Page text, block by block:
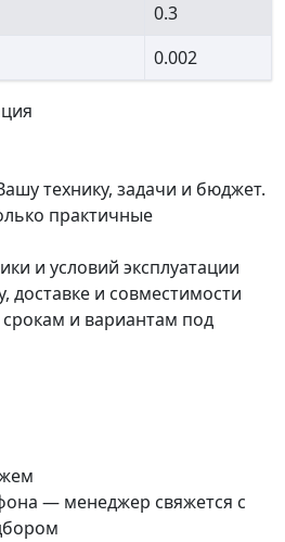
0.3
0.002
технику, задачи и бюджет.
практичные
и условий эксплуатации
и совместимости
и вариантам под
— менеджер свяжется с